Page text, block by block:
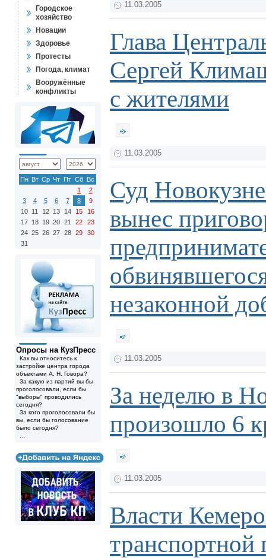
Городское
хозяйство
Новации
Здоровье
Протесты
Погода, климат
Вооружённые
конфликты
Пн Вт Ср Чт Пт Сб Вс
1
2
3
4 5 6 7 8
9
10 11 12 13 14 15
16
17 18 19 20 21 22
23
24 25 26 27 28 29
30
31
Опросы на КузПресс
Как вы относитесь к
застройке центра города
объектами А. Н. Говора?
За какую из партий вы бы
проголосовали, если бы
"выборы" проводились
сегодня?
За кого проголосовали бы
вы, если бы голосование
было сегодня?
11.03.2005
Глава
Сергей
с жителями
11.03.2005
Суд
вынес
незаконной
11.03.2005
За неделю в
произошло 6
11.03.2005
Власти
транспортной